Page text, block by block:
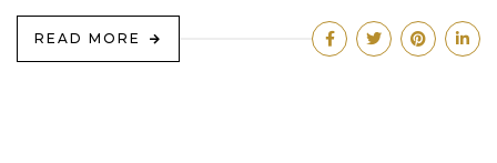
READ MORE